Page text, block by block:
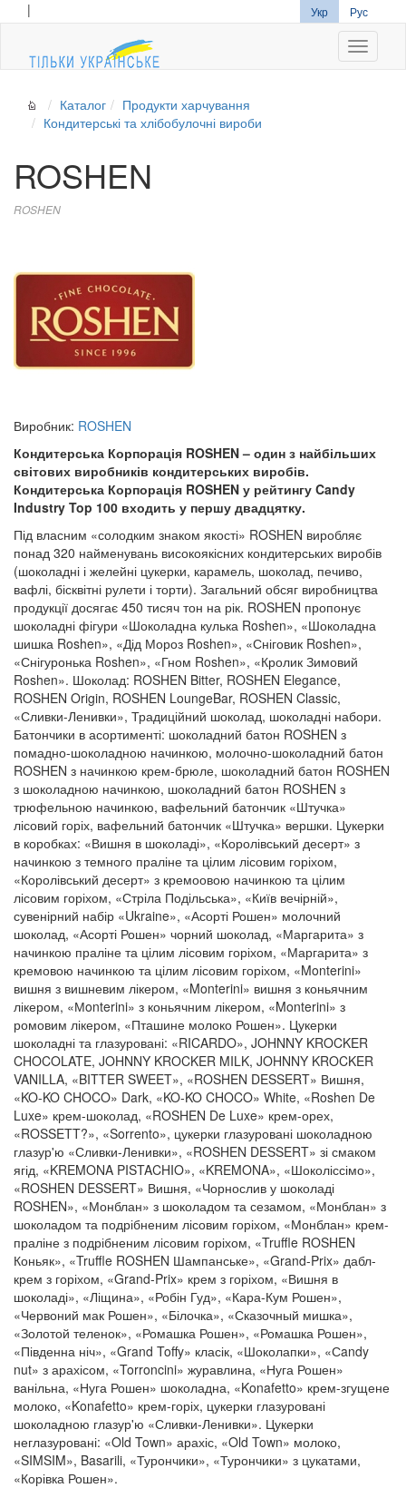
| Укр Рус
Каталог
Продукти харчування
Кондитерські та хлібобулочні вироби
ROSHEN
ROSHEN
Виробник: ROSHEN
Кондитерська Корпорація ROSHEN – один з найбільших
світових виробників кондитерських виробів.
Кондитерська Корпорація ROSHEN у рейтингу Candy
Industry Top 100 входить у першу двадцятку.
Під власним «солодким знаком якості» ROSHEN виробляє
понад 320 найменувань високоякісних кондитерських виробів
(шоколадні і желейні цукерки, карамель, шоколад, печиво,
вафлі, бісквітні рулети і торти). Загальний обсяг виробництва
продукції досягає 450 тисяч тон на рік. ROSHEN пропонує
шоколадні фігури «Шоколадна кулька Roshen», «Шоколадна
шишка Roshen», «Дід Мороз Roshen», «Сніговик Roshen»,
«Снігуронька Roshen», «Гном Roshen», «Кролик Зимовий
Roshen». Шоколад: ROSHEN Bitter, ROSHEN Elegance,
ROSHEN Origin, ROSHEN LoungeBar, ROSHEN Classic,
«Сливки-Ленивки», Традиційний шоколад, шоколадні набори.
Батончики в асортименті: шоколадний батон ROSHEN з
помадно-шоколадною начинкою, молочно-шоколадний батон
ROSHEN з начинкою крем-брюле, шоколадний батон ROSHEN
з шоколадною начинкою, шоколадний батон ROSHEN з
трюфельною начинкою, вафельний батончик «Штучка»
лісовий горіх, вафельний батончик «Штучка» вершки. Цукерки
в коробках: «Вишня в шоколаді», «Королівський десерт» з
начинкою з темного праліне та цілим лісовим горіхом,
«Королівський десерт» з кремоовою начинкою та цілим
лісовим горіхом, «Стріла Подільська», «Київ вечірній»,
сувенірний набір «Ukraine», «Асорті Рошен» молочний
шоколад, «Асорті Рошен» чорний шоколад, «Маргарита» з
начинкою праліне та цілим лісовим горіхом, «Маргарита» з
кремовою начинкою та цілим лісовим горіхом, «Monterini»
вишня з вишневим лікером, «Monterini» вишня з коньячним
лікером, «Мonterini» з коньячним лікером, «Monterini» з
ромовим лікером, «Пташине молоко Рошен». Цукерки
шоколадні та глазуровані: «RICARDO», JOHNNY KROCKER
CHOCOLATE, JOHNNY KROCKER MILK, JOHNNY KROCKER
VANILLA, «BITTER SWEET», «ROSHEN DESSERT» Вишня,
«KO-KO CHOCO» Dark, «KO-KO CHOCO» White, «Roshen De
Luxe» крем-шоколад, «ROSHEN De Luxe» крем-орех,
«ROSSETT?», «Sorrento», цукерки глазуровані шоколадною
глазур'ю «Сливки-Ленивки», «ROSHEN DESSERT» зі смаком
ягід, «KREMONA PISTACHIO», «KREMONA», «Шоколіссімо»,
«ROSHEN DESSERT» Вишня, «Чорнослив у шоколаді
ROSHEN», «Монблан» з шоколадом та сезамом, «Монблан» з
шоколадом та подрібненим лісовим горіхом, «Монблан» крем-
праліне з подрібненим лісовим горіхом, «Truffle ROSHEN
Коньяк», «Truffle ROSHEN Шампанське», «Grand-Prix» дабл-
крем з горіхом, «Grand-Prix» крем з горіхом, «Вишня в
шоколаді», «Ліщина», «Робін Гуд», «Кара-Кум Рошен»,
«Червоний мак Рошен», «Білочка», «Сказочный мишка»,
«Золотой теленок», «Ромашка Рошен», «Ромашка Рошен»,
«Південна ніч», «Grand Toffy» класік, «Шоколапки», «Сandy
nut» з арахісом, «Torroncini» журавлина, «Нуга Рошен»
ванільна, «Нуга Рошен» шоколадна, «Konafetto» крем-згущене
молоко, «Konafetto» крем-горіх, цукерки глазуровані
шоколадною глазур'ю «Сливки-Ленивки». Цукерки
неглазуровані: «Old Town» арахіс, «Old Town» молоко,
«SIMSIM», Basarili, «Турончики», «Турончики» з цукатами,
«Корівка Рошен».